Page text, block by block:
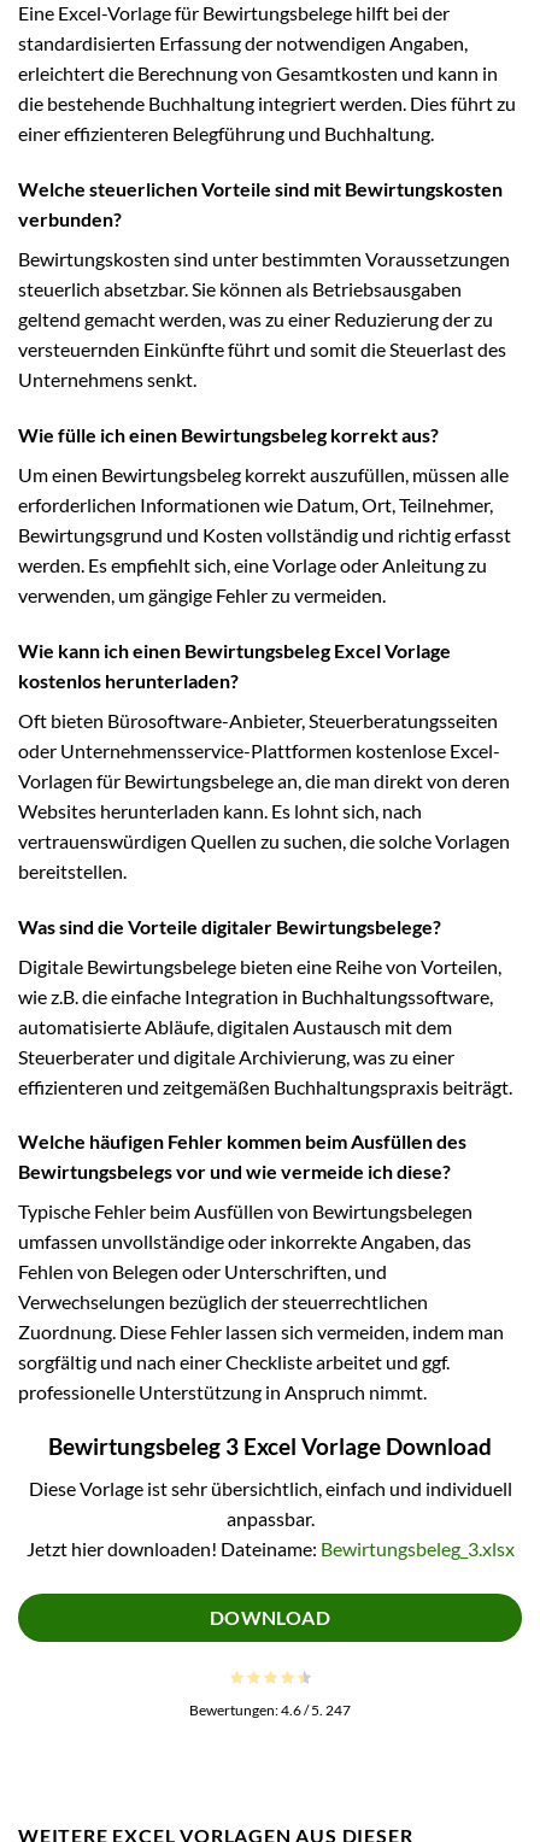
Eine Excel-Vorlage für Bewirtungsbelege hilft bei der
standardisierten Erfassung der notwendigen Angaben,
erleichtert die Berechnung von Gesamtkosten und kann in
die bestehende Buchhaltung integriert werden. Dies führt zu
einer effizienteren Belegführung und Buchhaltung.
Welche steuerlichen Vorteile sind mit Bewirtungskosten
verbunden?
Bewirtungskosten sind unter bestimmten Voraussetzungen
steuerlich absetzbar. Sie können als Betriebsausgaben
geltend gemacht werden, was zu einer Reduzierung der zu
versteuernden Einkünfte führt und somit die Steuerlast des
Unternehmens senkt.
Wie fülle ich einen Bewirtungsbeleg korrekt aus?
Um einen Bewirtungsbeleg korrekt auszufüllen, müssen alle
erforderlichen Informationen wie Datum, Ort, Teilnehmer,
Bewirtungsgrund und Kosten vollständig und richtig erfasst
werden. Es empfiehlt sich, eine Vorlage oder Anleitung zu
verwenden, um gängige Fehler zu vermeiden.
Wie kann ich einen Bewirtungsbeleg Excel Vorlage
kostenlos herunterladen?
Oft bieten Bürosoftware-Anbieter, Steuerberatungsseiten
oder Unternehmensservice-Plattformen kostenlose Excel-
Vorlagen für Bewirtungsbelege an, die man direkt von deren
Websites herunterladen kann. Es lohnt sich, nach
vertrauenswürdigen Quellen zu suchen, die solche Vorlagen
bereitstellen.
Was sind die Vorteile digitaler Bewirtungsbelege?
Digitale Bewirtungsbelege bieten eine Reihe von Vorteilen,
wie z.B. die einfache Integration in Buchhaltungssoftware,
automatisierte Abläufe, digitalen Austausch mit dem
Steuerberater und digitale Archivierung, was zu einer
effizienteren und zeitgemäßen Buchhaltungspraxis beiträgt.
Welche häufigen Fehler kommen beim Ausfüllen des
Bewirtungsbelegs vor und wie vermeide ich diese?
Typische Fehler beim Ausfüllen von Bewirtungsbelegen
umfassen unvollständige oder inkorrekte Angaben, das
Fehlen von Belegen oder Unterschriften, und
Verwechselungen bezüglich der steuerrechtlichen
Zuordnung. Diese Fehler lassen sich vermeiden, indem man
sorgfältig und nach einer Checkliste arbeitet und ggf.
professionelle Unterstützung in Anspruch nimmt.
Bewirtungsbeleg 3 Excel Vorlage Download
Diese Vorlage ist sehr übersichtlich, einfach und individuell
anpassbar.
Jetzt hier downloaden! Dateiname: Bewirtungsbeleg_3.xlsx
DOWNLOAD
Bewertungen:4.6/ 5. 247
WEITERE EXCEL VORLAGEN AUS DIESER